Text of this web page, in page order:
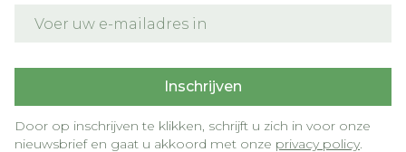
Inschrijven
Door op inschrijven te klikken, schrijft u zich in voor onze
nieuwsbrief en gaat u akkoord met onze privacy policy.